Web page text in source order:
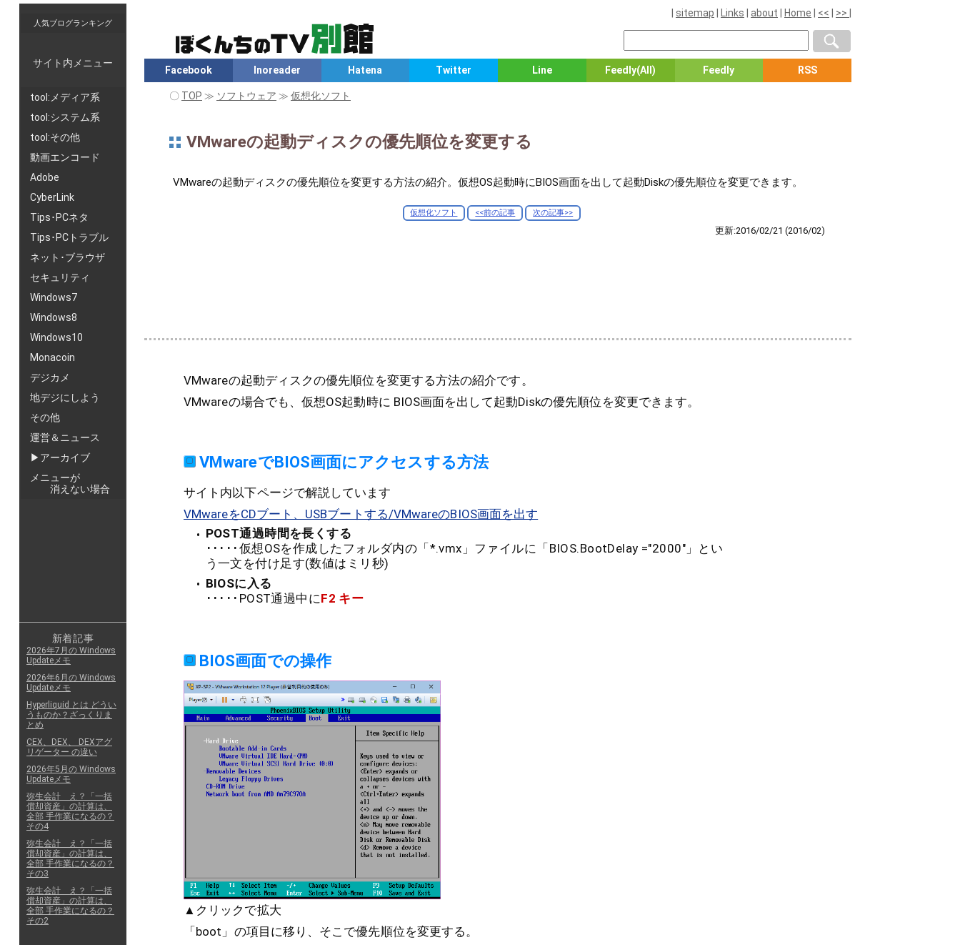
人気ブログランキング
サイト内メニュー
tool:メディア系
tool:システム系
tool:その他
動画エンコード
Adobe
CyberLink
Tips･PCネタ
Tips･PCトラブル
ネット･ブラウザ
セキュリティ
Windows7
Windows8
Windows10
Monacoin
デジカメ
地デジにしよう
その他
運営＆ニュース
▶アーカイブ
メニューが
消えない場合
sitemap Links about Home << >>
Facebook Inoreader Hatena Twitter Line Feedly(All) Feedly RSS
〇 TOP ≫ ソフトウェア ≫ 仮想化ソフト
VMwareの起動ディスクの優先順位を変更する
VMwareの起動ディスクの優先順位を変更する方法の紹介。仮想OS起動時にBIOS画面を出して起動Diskの優先順位を変更できます。
仮想化ソフト <<前の記事 次の記事>>
更新:2016/02/21 (2016/02)
VMwareの起動ディスクの優先順位を変更する方法の紹介です。
VMwareの場合でも、仮想OS起動時に BIOS画面を出して起動Diskの優先順位を変更できます。
VMwareでBIOS画面にアクセスする方法
サイト内以下ページで解説しています
VMwareをCDブート、USBブートする/VMwareのBIOS画面を出す
POST通過時間を長くする
･････仮想OSを作成したフォルダ内の「*.vmx」ファイルに「BIOS.BootDelay ="2000"」とい
う一文を付け足す(数値はミリ秒)
BIOSに入る
･････POST通過中にF2 キー
BIOS画面での操作
▲クリックで拡大
「boot」の項目に移り、そこで優先順位を変更する。
新着記事
2026年7月の Windows
Updateメモ
2026年6月の Windows
Updateメモ
Hyperliquid とは どうい
うものか？ざっくりま
とめ
CEX、DEX、 DEXアグ
リゲーター の違い
2026年5月の Windows
Updateメモ
弥生会計 え？「一括
償却資産」の計算は、
全部 手作業になるの？
その4
弥生会計 え？「一括
償却資産」の計算は、
全部 手作業になるの？
その3
弥生会計 え？「一括
償却資産」の計算は、
全部 手作業になるの？
その2